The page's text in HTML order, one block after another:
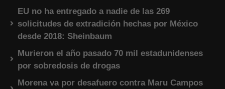
EU no ha entregado a nadie de las 269
solicitudes de extradición hechas por México
desde 2018: Sheinbaum
Murieron el año pasado 70 mil estadunidenses
por sobredosis de drogas
Morena va por desafuero contra Maru Campos